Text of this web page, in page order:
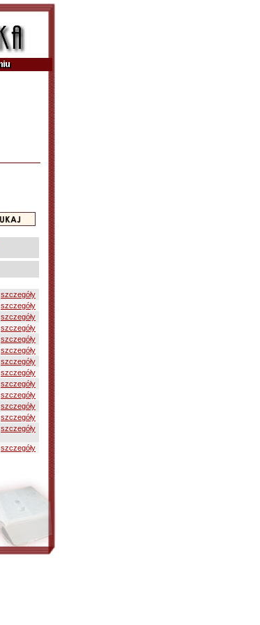
szczegóły
szczegóły
szczegóły
szczegóły
szczegóły
szczegóły
szczegóły
szczegóły
szczegóły
szczegóły
szczegóły
szczegóły
szczegóły
szczegóły